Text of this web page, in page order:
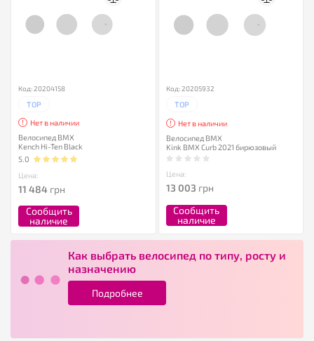
Код: 20204158
TOP
Нет в наличии
Велосипед BMX
Kench Hi-Ten Black
5.0
Цена:
11 484 грн
Сообщить
наличие
Код: 20205932
TOP
Нет в наличии
Велосипед BMX
Kink BMX Curb 2021 бирюзовый
Цена:
13 003 грн
Сообщить
наличие
Как выбрать велосипед по типу, росту и
назначению
Подробнее